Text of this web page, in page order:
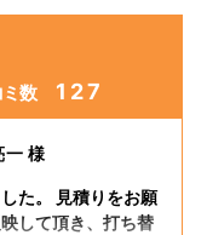
数 127
一 様
た。 見積りをお願
して頂き、打ち替